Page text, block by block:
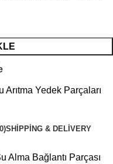
Arıtma Yedek Parçaları
SHIPPING & DELIVERY
Alma Bağlantı Parçası